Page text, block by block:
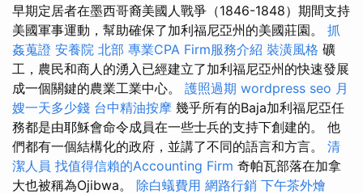
早期定居者在墨西哥裔美國人戰爭（1846-1848）期間支持
美國軍事運動，幫助確保了加利福尼亞州的美國莊園。 抓
姦蒐證 安養院 北部 專業CPA Firm服務介紹 裝潢風格 礦
工，農民和商人的湧入已經建立了加利福尼亞州的快速發展
成一個關鍵的農業工業中心。 護照過期 wordpress seo 月
嫂一天多少錢 台中精油按摩 幾乎所有的Baja加利福尼亞任
務都是由耶穌會命令成員在一些士兵的支持下創建的。 他
們都有一個結構化的政府，並講了不同的語言和方言。 清
潔人員 找值得信賴的Accounting Firm 奇帕瓦部落在加拿
大也被稱為Ojibwa。 除白蟻費用 網路行銷 下午茶外燴